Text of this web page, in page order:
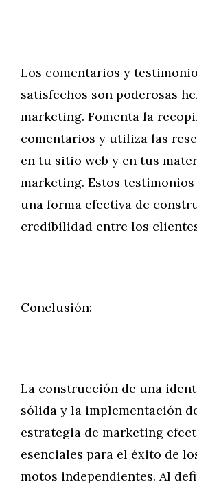
Los comentarios y
satisfechos son poderosas
marketing. Fomenta la
comentarios y utiliza las
en tu sitio web y en tus
marketing. Estos
una forma efectiva de
credibilidad entre los
Conclusión:
La construcción de una
sólida y la implementación
estrategia de marketing
esenciales para el éxito de
motos independientes. Al